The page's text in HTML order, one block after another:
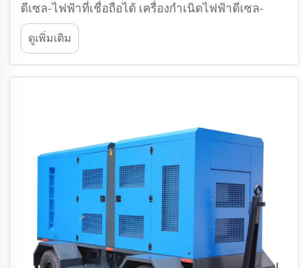
ดีเซล-ไฟฟ้าที่เชื่อถือได้ เครื่องกำเนิดไฟฟ้าดีเซล-
ไฟฟ้ามีบทบาทสำคัญในหลายอุตสาหกรรมต่างๆ โดย
เป็นแหล่งพลังงานที่เชื่อถือได้สำหรับงานต่างๆ เช่น
ไซต์ก่อสร้าง งานเหมืองแร่ และ...
ดูเพิ่มเติม